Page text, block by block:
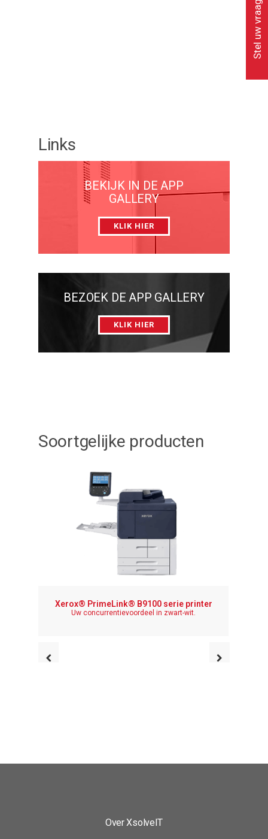
Links
BEKIJK IN DE APP
GALLERY
KLIK HIER
BEZOEK DE APP GALLERY
KLIK HIER
Soortgelijke producten
Xerox® PrimeLink® B9100 serie printer
Uw concurrentievoordeel in zwart-wit.
Over XsolveIT
Stel uw vraag